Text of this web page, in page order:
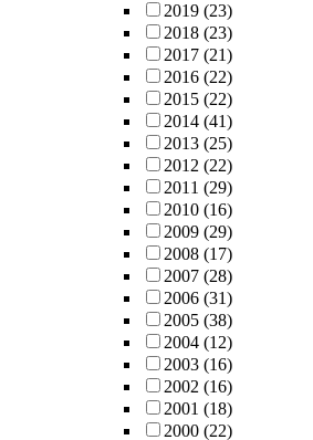
2019 (23)
2018 (23)
2017 (21)
2016 (22)
2015 (22)
2014 (41)
2013 (25)
2012 (22)
2011 (29)
2010 (16)
2009 (29)
2008 (17)
2007 (28)
2006 (31)
2005 (38)
2004 (12)
2003 (16)
2002 (16)
2001 (18)
2000 (22)